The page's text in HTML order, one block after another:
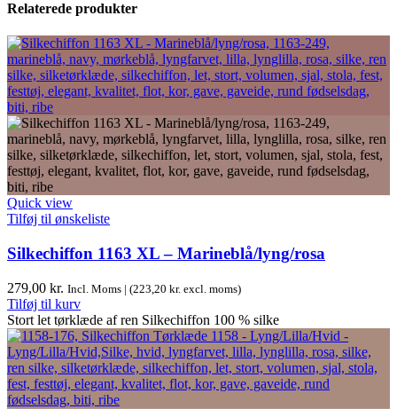
Relaterede produkter
Quick view
Tilføj til ønskeliste
Silkechiffon 1163 XL – Marineblå/lyng/rosa
279,00 kr. Incl. Moms | (223,20 kr. excl. moms)
Tilføj til kurv
Stort let tørklæde af ren Silkechiffon 100 % silke